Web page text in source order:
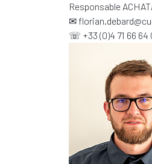
Responsable
✉
☏ +33 (0)4 71 66 64